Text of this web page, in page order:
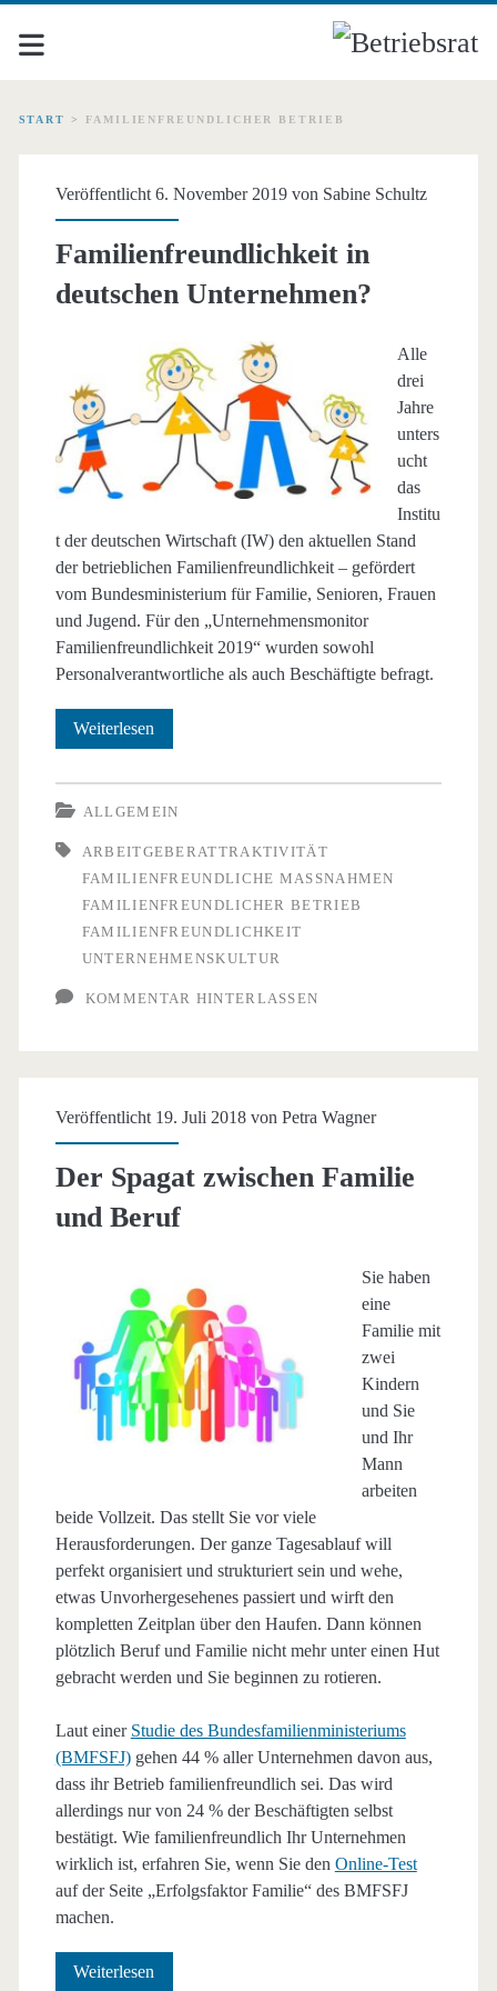
START > FAMILIENFREUNDLICHER BETRIEB
Schlagwort:
Betrieb</span>
Veröffentlicht 6. November 2019 von Sabine Schultz
Familienfreundlichkeit in
deutschen Unternehmen?
Alle
drei
Jahre
unters
ucht
das
Institu
t der deutschen Wirtschaft (IW) den aktuellen Stand
der betrieblichen Familienfreundlichkeit – gefördert
vom Bundesministerium für Familie, Senioren, Frauen
und Jugend. Für den „Unternehmensmonitor
Familienfreundlichkeit 2019“ wurden sowohl
Personalverantwortliche als auch Beschäftigte befragt.
Weiterlesen
deutschen
Unternehmen?
ALLGEMEIN
ARBEITGEBERATTRAKTIVITÄT
FAMILIENFREUNDLICHE MASSNAHMEN
FAMILIENFREUNDLICHER BETRIEB
FAMILIENFREUNDLICHKEIT
UNTERNEHMENSKULTUR
KOMMENTAR HINTERLASSEN
Veröffentlicht 19. Juli 2018 von Petra Wagner
Der Spagat zwischen Familie
und Beruf
Sie haben
eine
Familie mit
zwei
Kindern
und Sie
und Ihr
Mann
arbeiten
beide Vollzeit. Das stellt Sie vor viele
Herausforderungen. Der ganze Tagesablauf will
perfekt organisiert und strukturiert sein und wehe,
etwas Unvorhergesehenes passiert und wirft den
kompletten Zeitplan über den Haufen. Dann können
plötzlich Beruf und Familie nicht mehr unter einen Hut
gebracht werden und Sie beginnen zu rotieren.
Laut einer Studie des Bundesfamilienministeriums
(BMFSFJ)gehen 44 % aller Unternehmen davon aus,
dass ihr Betrieb familienfreundlich sei. Das wird
allerdings nur von 24 % der Beschäftigten selbst
bestätigt. Wie familienfreundlich Ihr Unternehmen
wirklich ist, erfahren Sie, wenn Sie den Online-Test
auf der Seite „Erfolgsfaktor Familie“ des BMFSFJ
machen.
Weiterlesen